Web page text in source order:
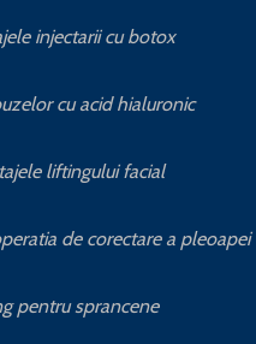
injectarii cu botox
cu acid hialuronic
liftingului facial
de corectare a pleoapei
pentru sprancene